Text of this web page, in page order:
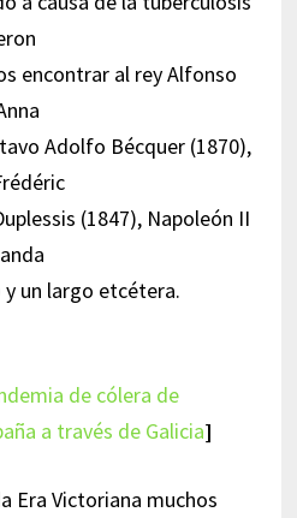
encontrar al rey Alfonso
Adolfo Bécquer (1870),
(1847), Napoleón II
un largo etcétera.
de cólera de
a través de Galicia]
Era Victoriana muchos